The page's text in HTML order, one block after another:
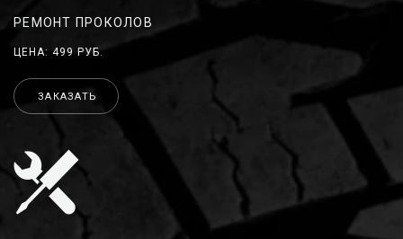
РЕМОНТ ПРОКОЛОВ
ЦЕНА: 499 РУБ.
ЗАКАЗАТЬ